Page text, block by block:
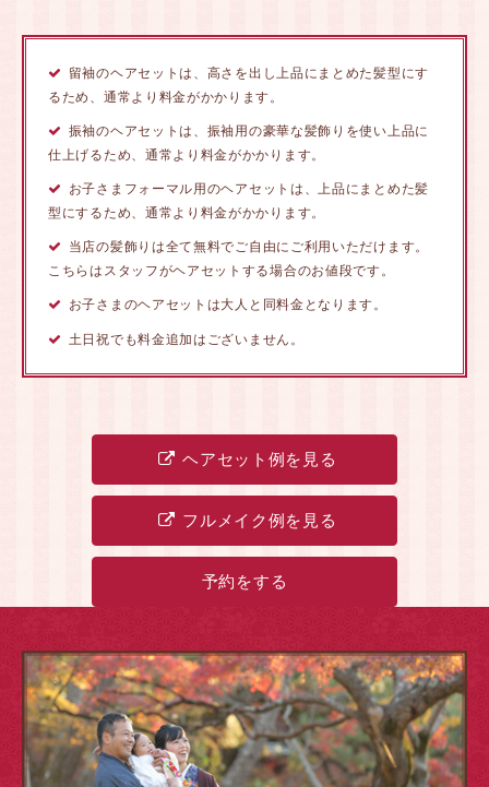
留袖のヘアセットは、高さを出し上品にまとめた髪型にす
るため、通常より料金がかかります。
振袖のヘアセットは、振袖用の豪華な髪飾りを使い上品に
仕上げるため、通常より料金がかかります。
お子さまフォーマル用のヘアセットは、上品にまとめた髪
型にするため、通常より料金がかかります。
当店の髪飾りは全て無料でご自由にご利用いただけます。
こちらはスタッフがヘアセットする場合のお値段です。
お子さまのヘアセットは大人と同料金となります。
土日祝でも料金追加はございません。
ヘアセット例を見る
フルメイク例を見る
予約をする